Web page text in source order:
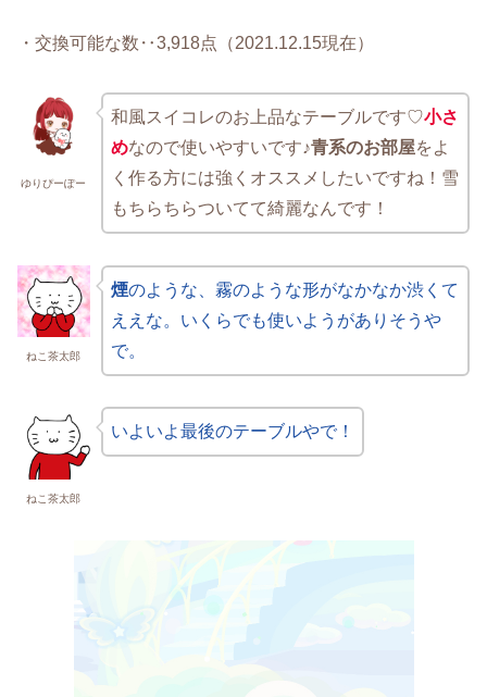
・交換可能な数‥3,918点（2021.12.15現在）
ゆりぴーぽー
和風スイコレのお上品なテーブルです♡小さ
めなので使いやすいです♪青系のお部屋をよ
く作る方には強くオススメしたいですね！雪
もちらちらついてて綺麗なんです！
ねこ茶太郎
煙のような、霧のような形がなかなか渋くて
ええな。いくらでも使いようがありそうや
で。
ねこ茶太郎
いよいよ最後のテーブルやで！